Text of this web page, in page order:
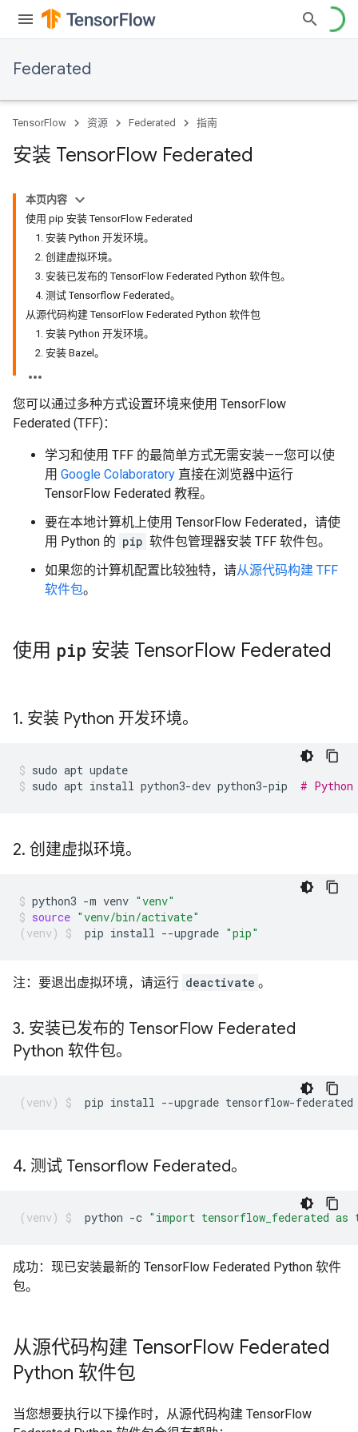
Federated
TensorFlow 资源 Federated 指南
安装 TensorFlow Federated
本页内容
使用 pip 安装 TensorFlow Federated
1 . 安装 Python 开发环境。
2. 创建虚拟环境。
3. 安装已发布的 TensorFlow Federated Python 软件包。
4. 测试 Tensorflow Federated。
从源代码构建 TensorFlow Federated Python 软件包
1 . 安装 Python 开发环境。
2. 安装 Bazel。
您可以通过多种方式设置环境来使用 TensorFlow
Federated (TFF)：
学习和使用 TFF 的最简单方式无需安装——您可以使
用 Google Colaboratory 直接在浏览器中运行
TensorFlow Federated 教程。
要在本地计算机上使用 TensorFlow Federated，请使
用 Python 的 pip 软件包管理器安装 TFF 软件包。
如果您的计算机配置比较独特，请从源代码构建 TFF
软件包。
使用 pip 安装 TensorFlow Federated
1. 安装 Python 开发环境。
sudo apt update
sudo apt install python3-dev python3-pip # Python
2. 创建虚拟环境。
python3 -m venv "venv"
source "venv/bin/activate"
pip install --upgrade "pip"
注：要退出虚拟环境，请运行 deactivate 。
3. 安装已发布的 TensorFlow Federated
Python 软件包。
pip install --upgrade tensorflow-federated
4. 测试 Tensorflow Federated。
python -c "import tensorflow_federated
成功：现已安装最新的 TensorFlow Federated Python 软件
包。
从源代码构建 TensorFlow Federated
Python 软件包
当您想要执行以下操作时，从源代码构建 TensorFlow